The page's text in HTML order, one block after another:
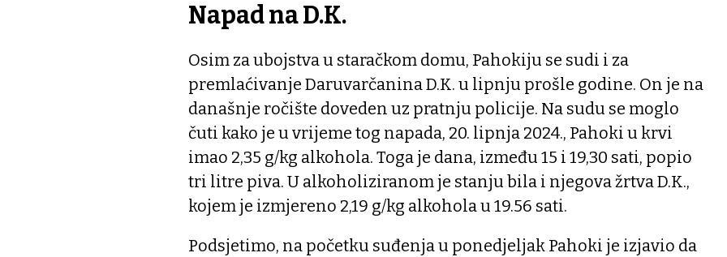
Napad na D.K.
Osim za ubojstva u staračkom domu, Pahokiju se sudi i za
premlaćivanje Daruvarčanina D.K. u lipnju prošle godine. On je na
današnje ročište doveden uz pratnju policije. Na sudu se moglo
čuti kako je u vrijeme tog napada, 20. lipnja 2024., Pahoki u krvi
imao 2,35 g/kg alkohola. Toga je dana, između 15 i 19,30 sati, popio
tri litre piva. U alkoholiziranom je stanju bila i njegova žrtva D.K.,
kojem je izmjereno 2,19 g/kg alkohola u 19.56 sati.
Podsjetimo, na početku suđenja u ponedjeljak Pahoki je izjavio da